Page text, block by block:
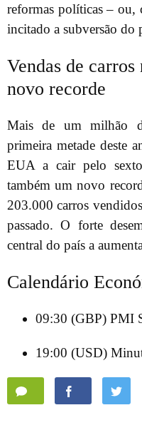
reformas políticas –
incitado a subversão do
Vendas de
novo recorde
Mais de um milhão
primeira metade deste
EUA a cair pelo
também um novo
203.000 carros
passado. O forte
central do país a
Calendário
09:30 (GBP) PMI
19:00 (USD)